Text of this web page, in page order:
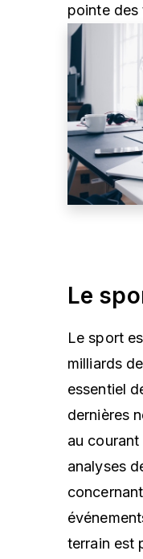
pointe des
Le
Le sport
milliards
essentiel
dernières
au
analyses
terrain est